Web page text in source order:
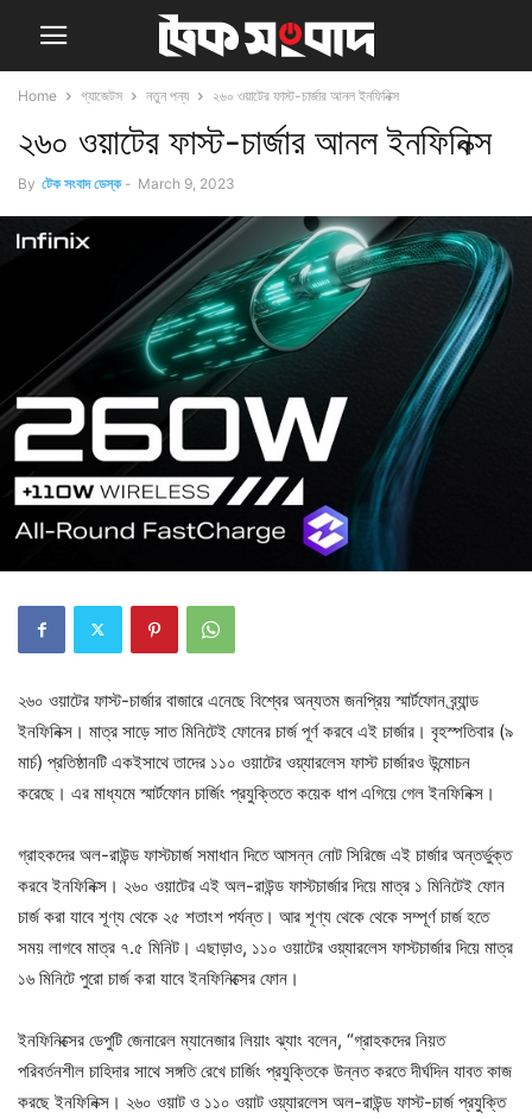
Home গ্যাজেটস নতুন পন্য ২৬০ ওয়াটের ফাস্ট-চার্জার আনল ইনফিনিক্স
২৬০ ওয়াটের ফাস্ট-চার্জার আনল ইনফিনিক্স
By টেক সংবাদ ডেস্ক - March 9, 2023
২৬০ ওয়াটের ফাস্ট-চার্জার বাজারে এনেছে বিশ্বের অন্যতম জনপ্রিয় স্মার্টফোন ব্র্যান্ড
ইনফিনিক্স। মাত্র সাড়ে সাত মিনিটেই ফোনের চার্জ পূর্ণ করবে এই চার্জার। বৃহস্পতিবার (৯
মার্চ) প্রতিষ্ঠানটি একইসাথে তাদের ১১০ ওয়াটের ওয়্যারলেস ফাস্ট চার্জারও উন্মোচন
করেছে। এর মাধ্যমে স্মার্টফোন চার্জিং প্রযুক্তিতে কয়েক ধাপ এগিয়ে গেল ইনফিনিক্স।
গ্রাহকদের অল-রাউন্ড ফাস্টচার্জ সমাধান দিতে আসন্ন নোট সিরিজে এই চার্জার অন্তর্ভুক্ত
করবে ইনফিনিক্স। ২৬০ ওয়াটের এই অল-রাউন্ড ফাস্টচার্জার দিয়ে মাত্র ১ মিনিটেই ফোন
চার্জ করা যাবে শূণ্য থেকে ২৫ শতাংশ পর্যন্ত। আর শূণ্য থেকে থেকে সম্পূর্ণ চার্জ হতে
সময় লাগবে মাত্র ৭.৫ মিনিট। এছাড়াও, ১১০ ওয়াটের ওয়্যারলেস ফাস্টচার্জার দিয়ে মাত্র
১৬ মিনিটে পুরো চার্জ করা যাবে ইনফিনিক্সের ফোন।
ইনফিনিক্সের ডেপুটি জেনারেল ম্যানেজার লিয়াং ঝ্যাং বলেন, “গ্রাহকদের নিয়ত
পরিবর্তনশীল চাহিদার সাথে সঙ্গতি রেখে চার্জিং প্রযুক্তিকে উন্নত করতে দীর্ঘদিন যাবত কাজ
করছে ইনফিনিক্স। ২৬০ ওয়াট ও ১১০ ওয়াট ওয়্যারলেস অল-রাউন্ড ফাস্ট-চার্জ প্রযুক্তি